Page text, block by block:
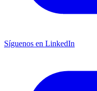
Síguenos en LinkedIn